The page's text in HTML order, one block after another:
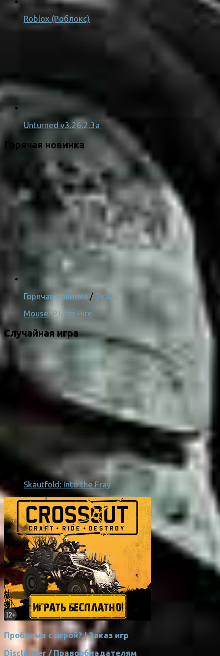
Roblox (Роблокс)
Unturned v3.26.2.3a
Горячая новинка
Горячая новинка / Экшн
Mouse: P.I. for Hire
Случайная игра
Skautfold: Into the Fray
Проблема с игрой? | Заказ игр
Disclaimer / Правообладателям